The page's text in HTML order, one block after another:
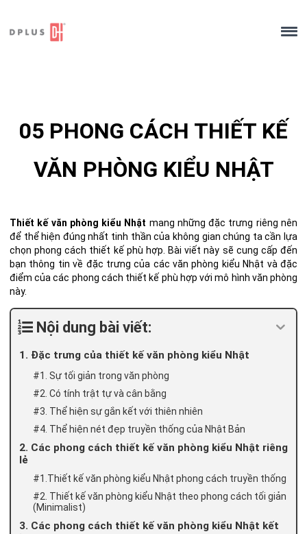
content
05 PHONG CÁCH THIẾT KẾ
VĂN PHÒNG KIỂU NHẬT
Thiết kế văn phòng kiểu Nhật mang những đặc trưng riêng nên
để thể hiện đúng nhất tinh thần của không gian chúng ta cần lựa
chọn phong cách thiết kế phù hợp. Bài viết này sẽ cung cấp đến
bạn thông tin về đặc trưng của các văn phòng kiểu Nhật và đặc
điểm của các phong cách thiết kế phù hợp với mô hình văn phòng
này.
Nội dung bài viết:
1. Đặc trưng của thiết kế văn phòng kiểu Nhật
#1. Sự tối giản trong văn phòng
#2. Có tính trật tự và cân bằng
#3. Thể hiện sự gắn kết với thiên nhiên
#4. Thể hiện nét đẹp truyền thống của Nhật Bản
2. Các phong cách thiết kế văn phòng kiểu Nhật riêng
lẻ
#1.Thiết kế văn phòng kiểu Nhật phong cách truyền thống
#2. Thiết kế văn phòng kiểu Nhật theo phong cách tối giản
(Minimalist)
3. Các phong cách thiết kế văn phòng kiểu Nhật kết